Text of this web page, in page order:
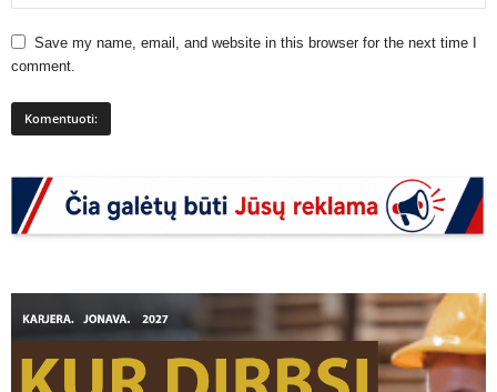
Save my name, email, and website in this browser for the next time I
comment.